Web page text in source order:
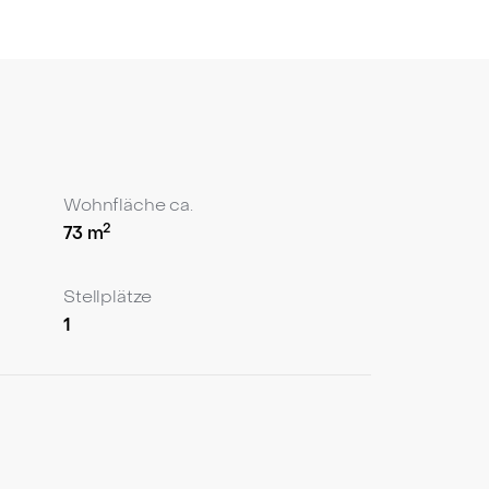
Der Grundriss überzeugt
verglasten Fenstern – in einem
Wohnfläche ca.
73 m2
Stellplätze
1